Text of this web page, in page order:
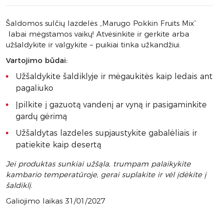
Šaldomos sulčių lazdelės „Marugo Pokkin Fruits Mix”
labai mėgstamos vaikų! Atvėsinkite ir gerkite arba
užšaldykite ir valgykite – puikiai tinka užkandžiui.
Vartojimo būdai:
Užšaldykite šaldiklyje ir mėgaukitės kaip ledais ant
pagaliuko
Įpilkite į gazuotą vandenį ar vyną ir pasigaminkite
gardų gėrimą
Užšaldytas lazdeles supjaustykite gabalėliais ir
patiekite kaip desertą
Jei produktas sunkiai užšąla, trumpam palaikykite
kambario temperatūroje, gerai suplakite ir vėl įdėkite į
šaldiklį.
Galiojimo laikas 31/01/2027